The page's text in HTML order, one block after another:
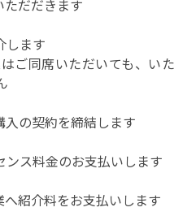
だだきます
します
ご同席いただいても、いた
の契約を締結します
ス料金のお支払いします
紹介料をお支払いします